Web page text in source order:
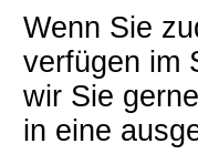
Wenn Sie
verfügen im
wir Sie
in eine